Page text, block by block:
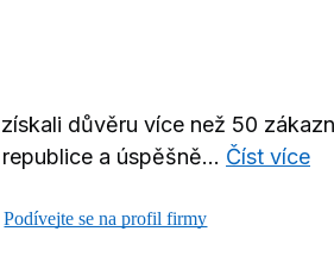
důvěru více než 50
a úspěšně... Číst více
Podívejte se na profil firmy